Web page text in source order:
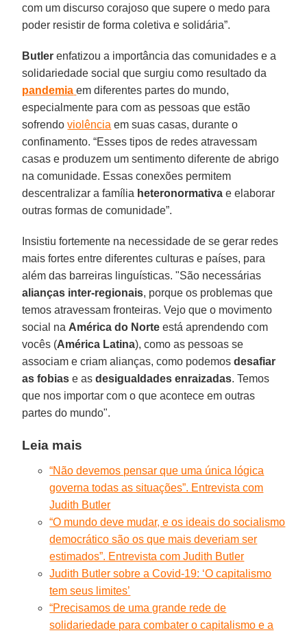
com um discurso corajoso que supere o medo para
poder resistir de forma coletiva e solidária”.
Butler enfatizou a importância das comunidades e a
solidariedade social que surgiu como resultado da
pandemia em diferentes partes do mundo,
especialmente para com as pessoas que estão
sofrendoviolência em suas casas, durante o
confinamento. “Esses tipos de redes atravessam
casas e produzem um sentimento diferente de abrigo
na comunidade. Essas conexões permitem
descentralizar a família heteronormativa e elaborar
outras formas de comunidade”.
Insistiu fortemente na necessidade de se gerar redes
mais fortes entre diferentes culturas e países, para
além das barreiras linguísticas. "São necessárias
alianças inter-regionais, porque os problemas que
temos atravessam fronteiras. Vejo que o movimento
social na América do Norte está aprendendo com
vocês (América Latina), como as pessoas se
associam e criam alianças, como podemosdesafiar
as fobias e asdesigualdades enraizadas. Temos
que nos importar com o que acontece em outras
partes do mundo".
Leia mais
“Não devemos pensar que uma única lógica
governa todas as situações”. Entrevista com
Judith Butler
“O mundo deve mudar, e os ideais do socialismo
democrático são os que mais deveriam ser
estimados”. Entrevista com Judith Butler
Judith Butler sobre a Covid-19: ‘O capitalismo
tem seus limites’
“Precisamos de uma grande rede de
solidariedade para combater o capitalismo e a